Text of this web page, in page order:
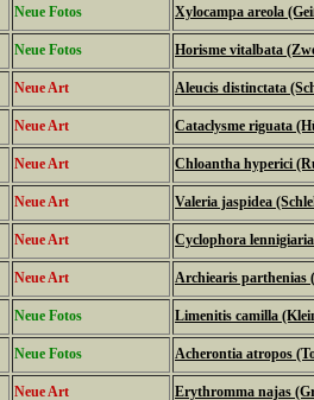
Neue Fotos Xylocampa areola
Neue Fotos Horisme vitalbata
Neue Art Aleucis distinctata
Neue Art Cataclysme riguata
Neue Art Chloantha hyperici
Neue Art Valeria jaspidea
Neue Art Cyclophora
Neue Art Archiearis
Neue Fotos Limenitis camilla
Neue Fotos Acherontia atropos
Neue Art Erythromma najas